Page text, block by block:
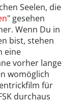
Seelen, die
" gesehen
Wenn Du in
bist, stehen
eine
vorher lange
womöglich
für
durchaus